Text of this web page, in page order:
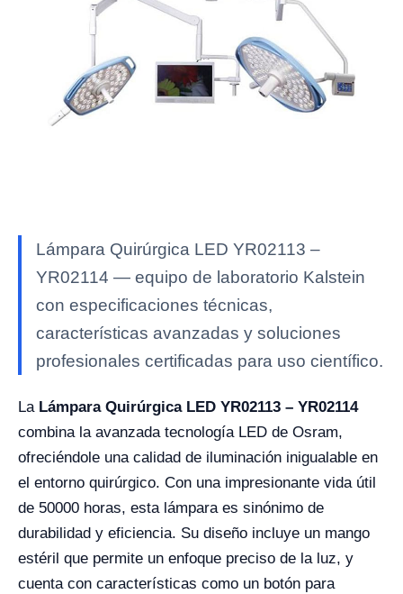
Lámpara Quirúrgica LED YR02113 –
YR02114 — equipo de laboratorio Kalstein
con especificaciones técnicas,
características avanzadas y soluciones
profesionales certificadas para uso científico.
La Lámpara Quirúrgica LED YR02113 – YR02114
combina la avanzada tecnología LED de Osram,
ofreciéndole una calidad de iluminación inigualable en
el entorno quirúrgico. Con una impresionante vida útil
de 50000 horas, esta lámpara es sinónimo de
durabilidad y eficiencia. Su diseño incluye un mango
estéril que permite un enfoque preciso de la luz, y
cuenta con características como un botón para